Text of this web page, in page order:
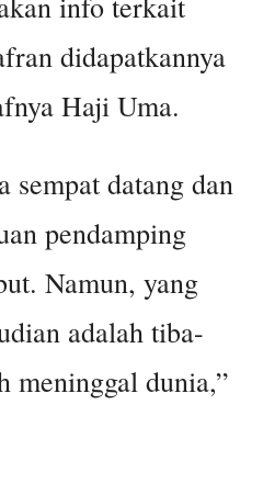
didapatkannya
Haji Uma.
sempat datang dan
pendamping
Namun, yang
adalah tiba-
meninggal dunia,”